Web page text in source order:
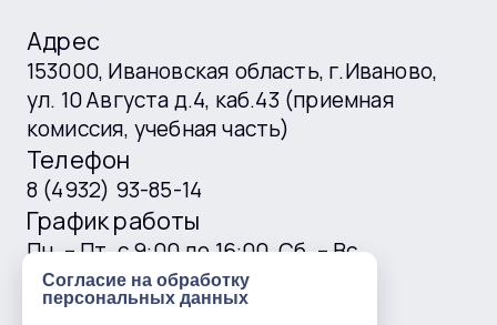
Адрес
153000, Ивановская область, г.Иваново,
ул. 10 Августа д.4, каб.43 (приемная
комиссия, учебная часть)
Телефон
8 (4932) 93-85-14
График работы
Пн. – Пт. с 9:00 до 16:00, Сб. – Вс.
выходные
E-mail
Согласие на обработку
персональных данных